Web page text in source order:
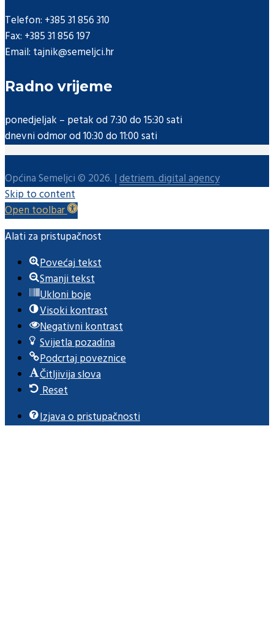
Telefon: +385 31 856 310
Fax: +385 31 856 197
Email: tajnik@semeljci.hr
Radno vrijeme
ponedjeljak – petak od 7:30 do 15:30 sati
dnevni odmor od 10:30 do 11:00 sati
Općina Semeljci © 2026. |detriem. digital agency
Skip to content
Open toolbar
Alati za pristupačnost
Povećaj tekst
Smanji tekst
Ukloni boje
Visoki kontrast
Negativni kontrast
Svijetla pozadina
Podcrtaj poveznice
Čitljivija slova
Reset
Izjava o pristupačnosti